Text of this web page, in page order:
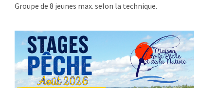
Groupe de 8 jeunes max. selon la technique.